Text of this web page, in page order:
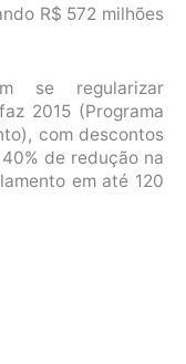
R$ 572 milhões
se regularizar
2015 (Programa
com descontos
de redução na
em até 120